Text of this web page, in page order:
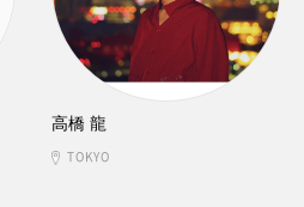
高橋 龍
TOKYO